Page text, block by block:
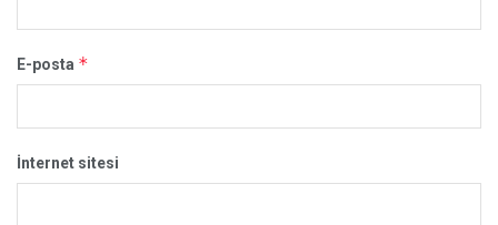
E-posta *
İnternet sitesi